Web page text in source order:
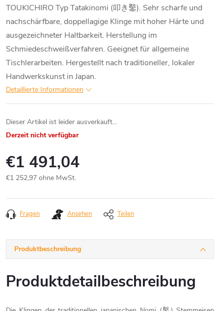
TOUKICHIRO Typ Tatakinomi (叩き鑿). Sehr scharfe und
nachschärfbare, doppellagige Klinge mit hoher Härte und
ausgezeichneter Haltbarkeit. Herstellung im
Schmiedeschweißverfahren. Geeignet für allgemeine
Tischlerarbeiten. Hergestellt nach traditioneller, lokaler
Handwerkskunst in Japan.
Detaillierte Informationen
Dieser Artikel ist leider ausverkauft…
Derzeit nicht verfügbar
€1 491,04
€1 252,97 ohne MwSt.
Fragen Ansehen Teilen
Produktbeschreibung
Produktdetailbeschreibung